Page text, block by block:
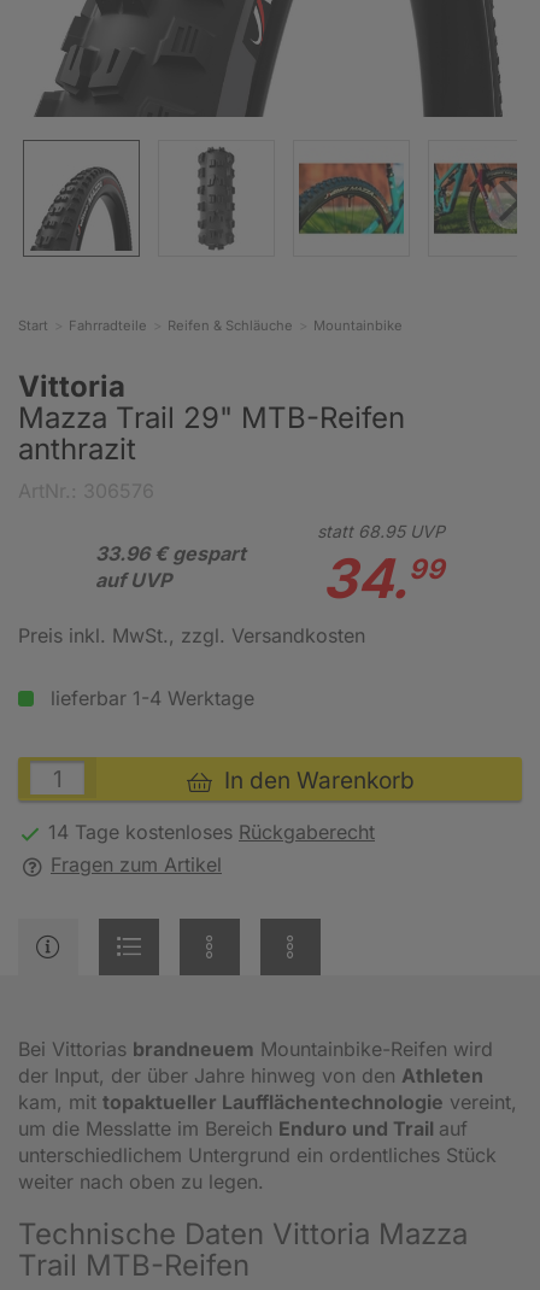
Start Fahrradteile Reifen & Schläuche Mountainbike
Vittoria
Mazza Trail 29" MTB-Reifen
anthrazit
33.96 € gespart
auf UVP
statt 68.95UVP
34.99
Preis inkl. MwSt., zzgl. Versandkosten
lieferbar 1-4 Werktage
In den Warenkorb
14 Tage kostenloses Rückgaberecht
Fragen zum Artikel
Bei Vittorias brandneuem Mountainbike-Reifen wird
der Input, der über Jahre hinweg von den Athleten
kam, mit topaktueller Laufflächentechnologie vereint,
um die Messlatte im Bereich Enduro und Trail auf
unterschiedlichem Untergrund ein ordentliches Stück
weiter nach oben zu legen.
Technische Daten Vittoria Mazza
Trail MTB-Reifen